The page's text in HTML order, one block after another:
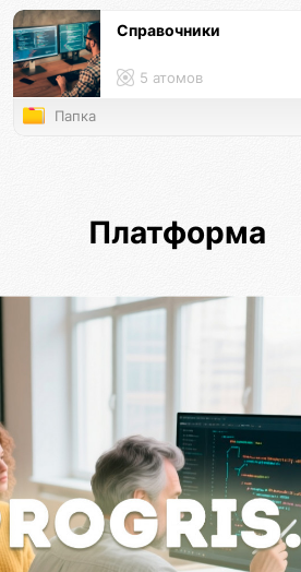
Справочники
5 атомов
Папка
Платформа